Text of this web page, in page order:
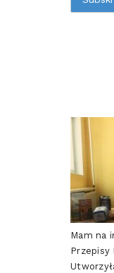
Mam na
Przepisy